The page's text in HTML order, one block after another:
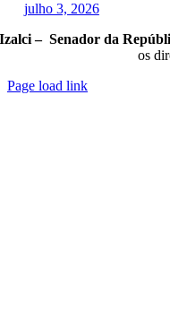
julho 3, 2026
Izalci – Senador da
os
Page load link